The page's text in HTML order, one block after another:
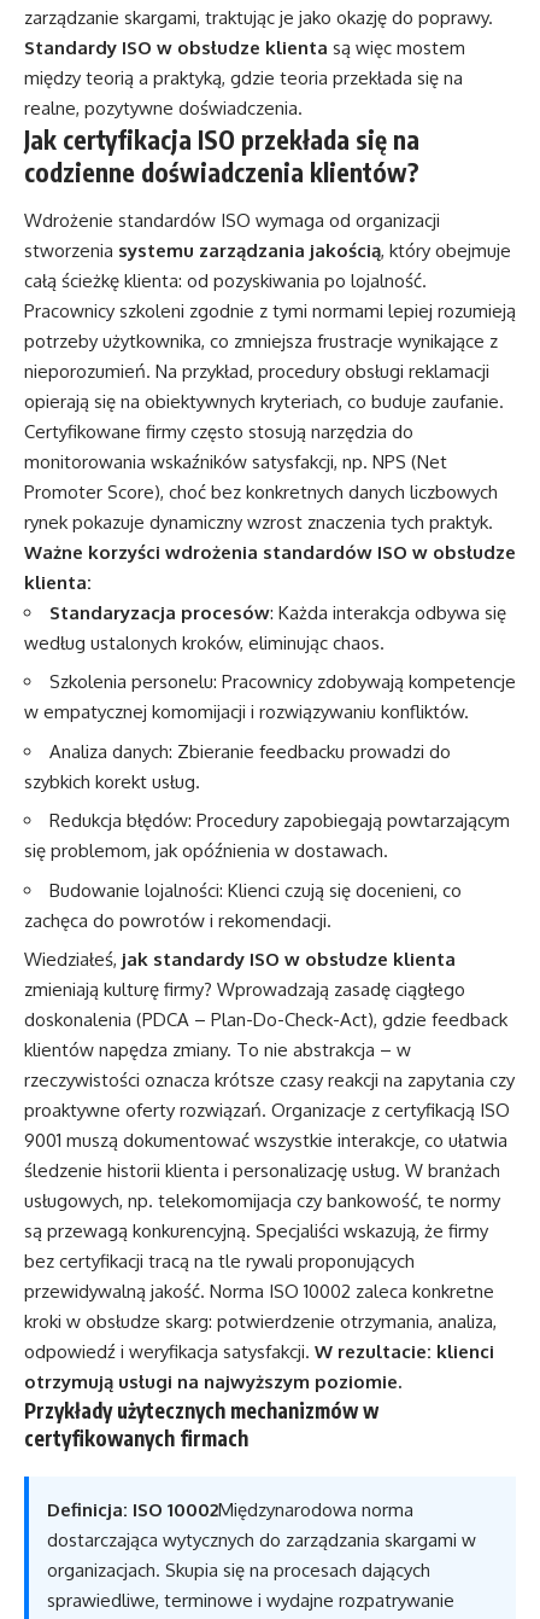
zarządzanie skargami, traktując je jako okazję do poprawy.
Standardy ISO w obsłudze klienta są więc mostem
między teorią a praktyką, gdzie teoria przekłada się na
realne, pozytywne doświadczenia.
Jak certyfikacja ISO przekłada się na
codzienne doświadczenia klientów?
Wdrożenie standardów ISO wymaga od organizacji
stworzenia systemu zarządzania jakością, który obejmuje
całą ścieżkę klienta: od pozyskiwania po lojalność.
Pracownicy szkoleni zgodnie z tymi normami lepiej rozumieją
potrzeby użytkownika, co zmniejsza frustracje wynikające z
nieporozumień. Na przykład, procedury obsługi reklamacji
opierają się na obiektywnych kryteriach, co buduje zaufanie.
Certyfikowane firmy często stosują narzędzia do
monitorowania wskaźników satysfakcji, np. NPS (Net
Promoter Score), choć bez konkretnych danych liczbowych
rynek pokazuje dynamiczny wzrost znaczenia tych praktyk.
Ważne korzyści wdrożenia standardów ISO w obsłudze
klienta:
Standaryzacja procesów: Każda interakcja odbywa się
według ustalonych kroków, eliminując chaos.
Szkolenia personelu: Pracownicy zdobywają kompetencje
w empatycznej komomijacji i rozwiązywaniu konfliktów.
Analiza danych: Zbieranie feedbacku prowadzi do
szybkich korekt usług.
Redukcja błędów: Procedury zapobiegają powtarzającym
się problemom, jak opóźnienia w dostawach.
Budowanie lojalności: Klienci czują się docenieni, co
zachęca do powrotów i rekomendacji.
Wiedziałeś, jak standardy ISO w obsłudze klienta
zmieniają kulturę firmy? Wprowadzają zasadę ciągłego
doskonalenia (PDCA – Plan-Do-Check-Act), gdzie feedback
klientów napędza zmiany. To nie abstrakcja – w
rzeczywistości oznacza krótsze czasy reakcji na zapytania czy
proaktywne oferty rozwiązań. Organizacje z certyfikacją ISO
9001 muszą dokumentować wszystkie interakcje, co ułatwia
śledzenie historii klienta i personalizację usług. W branżach
usługowych, np. telekomomijacja czy bankowość, te normy
są przewagą konkurencyjną. Specjaliści wskazują, że firmy
bez certyfikacji tracą na tle rywali proponujących
przewidywalną jakość. Norma ISO 10002 zaleca konkretne
kroki w obsłudze skarg: potwierdzenie otrzymania, analiza,
odpowiedź i weryfikacja satysfakcji. W rezultacie: klienci
otrzymują usługi na najwyższym poziomie.
Przykłady użytecznych mechanizmów w
certyfikowanych firmach
Definicja: ISO 10002Międzynarodowa norma
dostarczająca wytycznych do zarządzania skargami w
organizacjach. Skupia się na procesach dających
sprawiedliwe, terminowe i wydajne rozpatrywanie